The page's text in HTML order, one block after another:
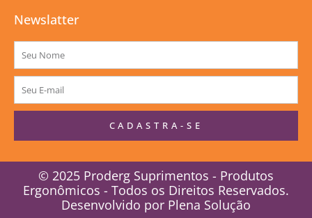
Newslatter
Nome
mail
CADASTRA-SE
© 2025 Proderg Suprimentos - Produtos
Ergonômicos - Todos os Direitos Reservados.
Desenvolvido por Plena Solução